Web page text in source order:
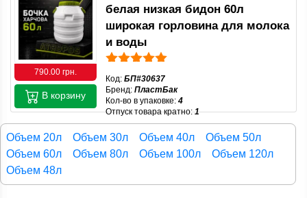
790.00 грн.
белая низкая бидон 60л
широкая горловина для молока
и воды
Код: БП#30637
Бренд: ПластБак
Кол-во в упаковке: 4
Отпуск товара кратно:1
В корзину
Объем 20л Объем 30л Объем 40л
Объем 50л
Объем 60л
Объем 80л Объем 100л
Объем 120л
Объем 48л